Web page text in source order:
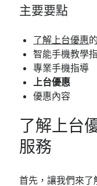
主要要點
了解上台優惠
智能手機教學
專業手機指導
上台優惠
優惠內容
了解上台
服務
首先，讓我們來了